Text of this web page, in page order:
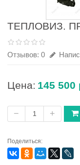
ТЕПЛОВИЗ.
Отзывов: 0
Цена: 145 500
− +
Поделиться: